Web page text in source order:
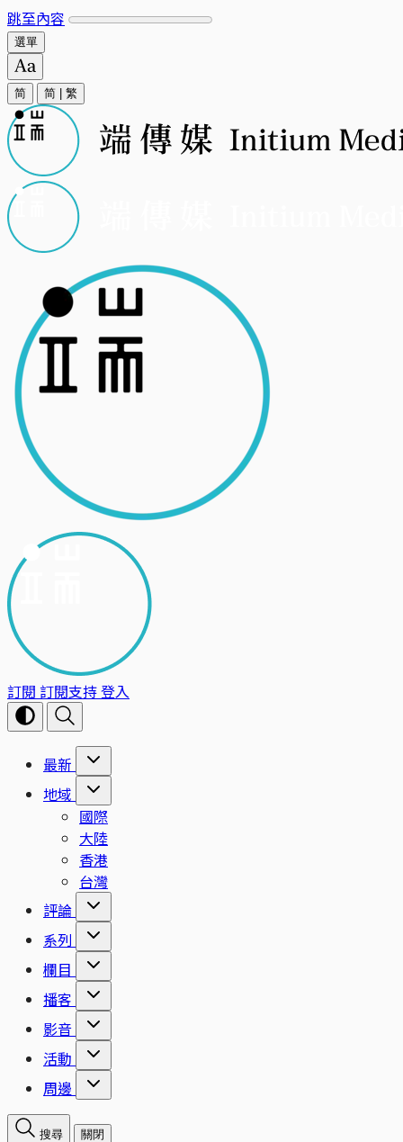
跳至內容
選單
简 简 繁
訂閱 訂閱支持登入
最新
地域
國際
大陸
香港
台灣
評論
系列
欄目
播客
影音
活動
周邊
搜尋 關閉